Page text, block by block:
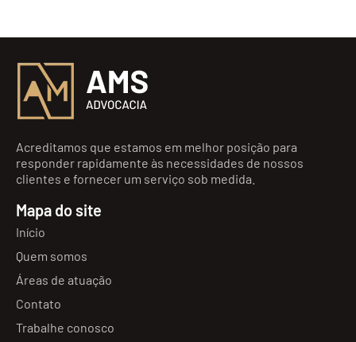
Acreditamos que estamos em melhor posição para
responder rapidamente às necessidades de nossos
clientes e fornecer um serviço sob medida.
Mapa do site
Início
Quem somos
Áreas de atuação
Contato
Trabalhe conosco